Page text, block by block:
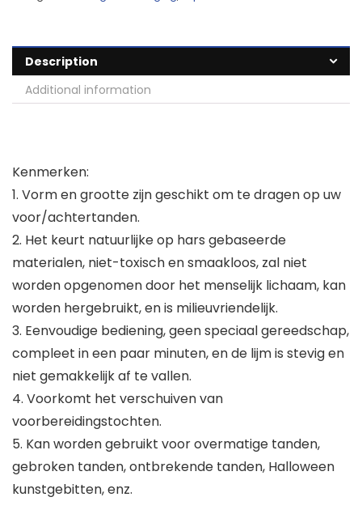
Description
Additional information
Kenmerken:
1. Vorm en grootte zijn geschikt om te dragen op uw
voor/achtertanden.
2. Het keurt natuurlijke op hars gebaseerde
materialen, niet-toxisch en smaakloos, zal niet
worden opgenomen door het menselijk lichaam, kan
worden hergebruikt, en is milieuvriendelijk.
3. Eenvoudige bediening, geen speciaal gereedschap,
compleet in een paar minuten, en de lijm is stevig en
niet gemakkelijk af te vallen.
4. Voorkomt het verschuiven van
voorbereidingstochten.
5. Kan worden gebruikt voor overmatige tanden,
gebroken tanden, ontbrekende tanden, Halloween
kunstgebitten, enz.